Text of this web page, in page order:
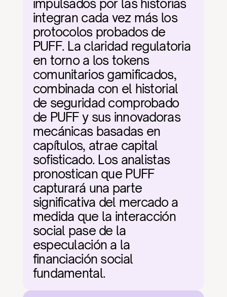
impulsados por las historias
integran cada vez más los
protocolos probados de
PUFF. La claridad regulatoria
en torno a los tokens
comunitarios gamificados,
combinada con el historial
de seguridad comprobado
de PUFF y sus innovadoras
mecánicas basadas en
capítulos, atrae capital
sofisticado. Los analistas
pronostican que PUFF
capturará una parte
significativa del mercado a
medida que la interacción
social pase de la
especulación a la
financiación social
fundamental.